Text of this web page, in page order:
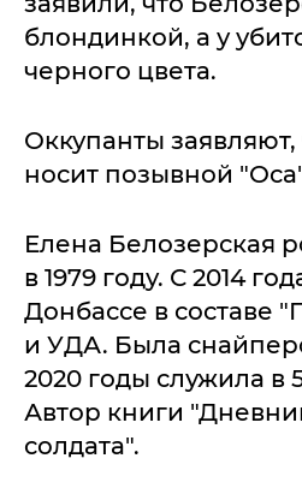
блондинкой, а у
черного цвета.
Оккупанты
носит позывной
Елена Белозерская
в 1979 году. С 2014
Донбассе в составе
и УДА. Была
2020 годы служила
Автор книги
солдата".